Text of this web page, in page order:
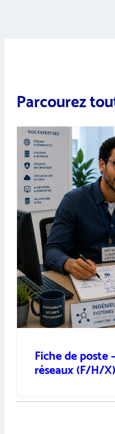
Parcourez
Fiche de poste
réseaux (F/H/X)